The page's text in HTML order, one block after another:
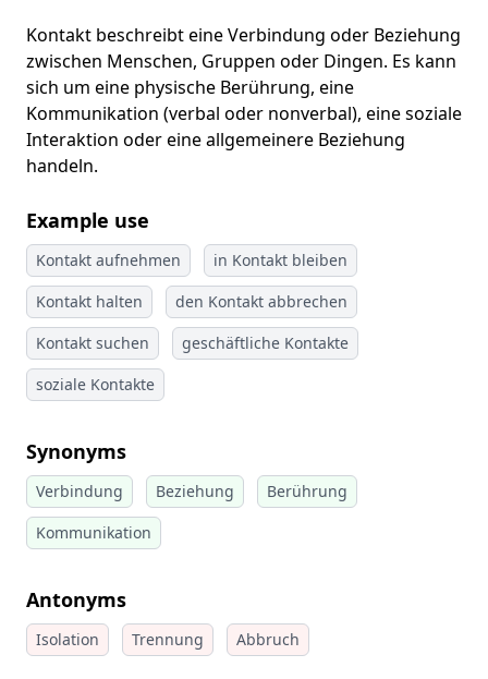
Kontakt beschreibt eine Verbindung oder Beziehung
zwischen Menschen, Gruppen oder Dingen. Es kann
sich um eine physische Berührung, eine
Kommunikation (verbal oder nonverbal), eine soziale
Interaktion oder eine allgemeinere Beziehung
handeln.
Example use
Kontakt aufnehmen
in Kontakt bleiben
Kontakt halten
den Kontakt abbrechen
Kontakt suchen
geschäftliche Kontakte
soziale Kontakte
Synonyms
Verbindung Beziehung
Berührung
Kommunikation
Antonyms
Isolation Trennung Abbruch